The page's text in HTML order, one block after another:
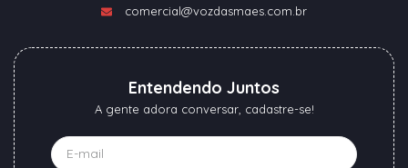
comercial@vozdasmaes.com.br
Entendendo Juntos
A gente adora conversar, cadastre-se!